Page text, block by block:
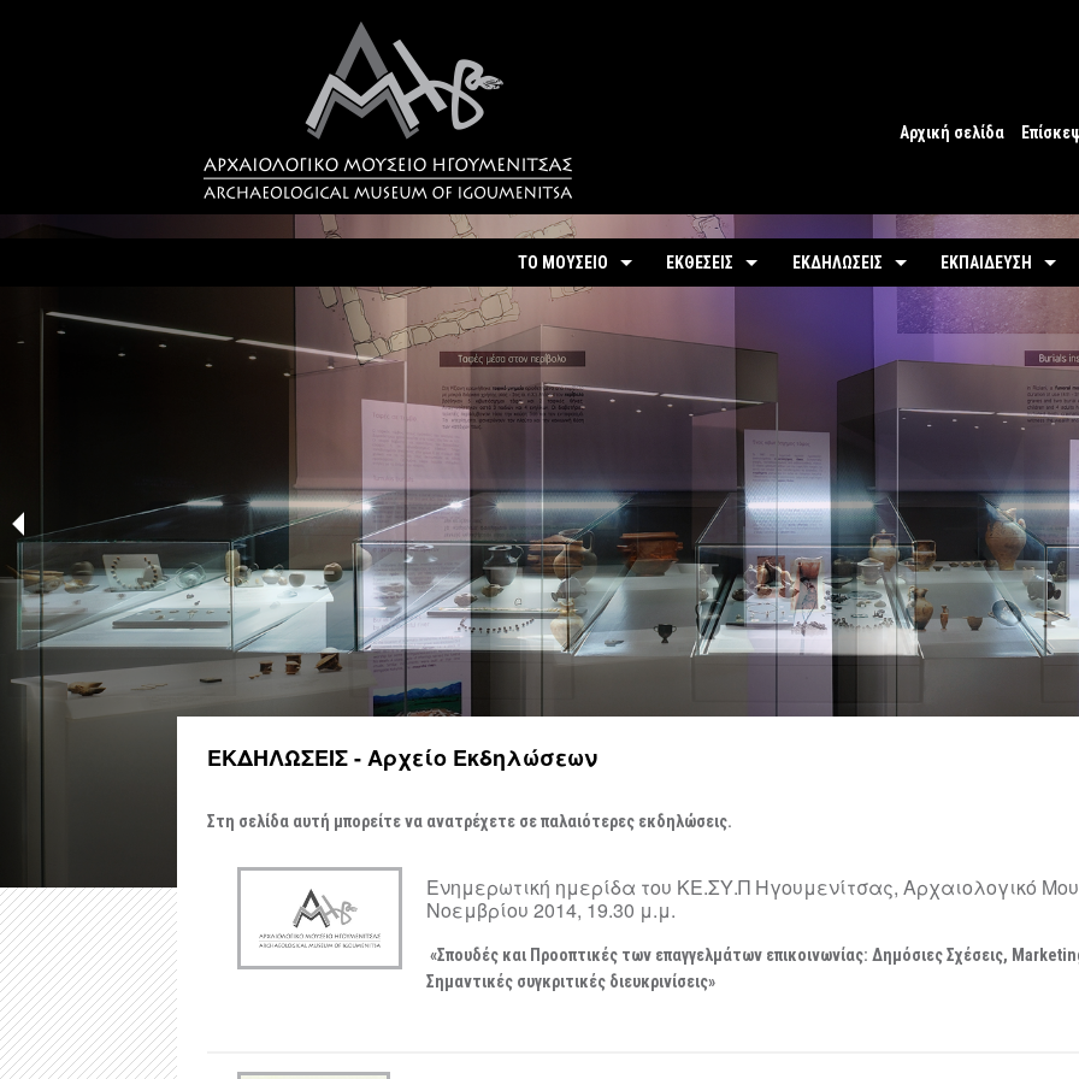
Αρχική σελίδα
Σχόλια
ΤΟ ΜΟΥΣΕΙΟ
Ταυτότητα / Ιστορία
Σύντομη περιήγηση
Δραστηριότητες
ΕΚΘΕΣΕΙΣ
Αίθουσες / Ενότητες
- Βίντεο - Εικονική περιήγηση
Εκθέματα / Χρονολόγιο
Έκθεμα του Μήνα
Περιοδικές / Φιλοξενούμενες
Περιοδεύουσες
Συμμετοχές
ΕΚΔΗΛΩΣΕΙΣ
Αρχείο Εκδηλώσεων
ΕΚΠΑΙΔΕΥΣΗ
Προγράμματα
-Μόνιμα
-Εκπαιδευτικές
Αρχείο
Ψηφιακές Δράσεις
Επισκέψεις
Ο Χώρος σας
ΕΚΔΗΛΩΣΕΙΣ - Αρχείο Εκδηλώσεων
Στη σελίδα αυτή μπορείτε να ανατρέχετε σε παλαιότερες εκδηλώσεις.
Ενημερωτική ημερίδα του ΚΕ.ΣΥ.Π Ηγουμενίτσας, Αρχαιολογικό
Νοεμβρίου 2014, 19.30 μ.μ.
«Σπουδές και Προοπτικές των επαγγελμάτων επικοινωνίας: Δημόσιες Σχέσεις,
Σημαντικές συγκριτικές διευκρινίσεις»